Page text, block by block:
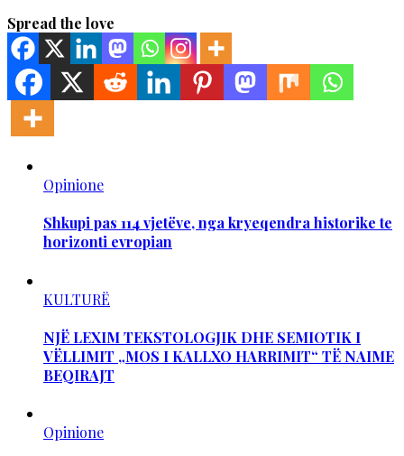
Spread the love
Opinione
Shkupi pas 114 vjetëve, nga kryeqendra historike te
horizonti evropian
KULTURË
NJË LEXIM TEKSTOLOGJIK DHE SEMIOTIK I
VËLLIMIT „MOS I KALLXO HARRIMIT“ TË NAIME
BEQIRAJT
Opinione